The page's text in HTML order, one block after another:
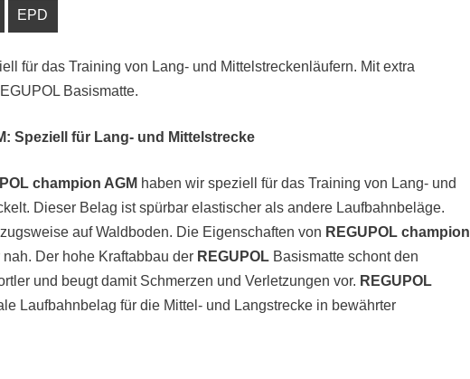
EPD
für das Training von Lang- und Mittelstreckenläufern. Mit extra
Basismatte.
Speziell für Lang- und Mittelstrecke
champion AGM haben wir speziell für das Training von Lang- und
Dieser Belag ist spürbar elastischer als andere Laufbahnbeläge.
auf Waldboden. Die Eigenschaften von REGUPOL champion
Der hohe Kraftabbau der REGUPOL Basismatte schont den
und beugt damit Schmerzen und Verletzungen vor. REGUPOL
Laufbahnbelag für die Mittel- und Langstrecke in bewährter